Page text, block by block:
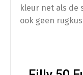
kleur net als de
ook geen